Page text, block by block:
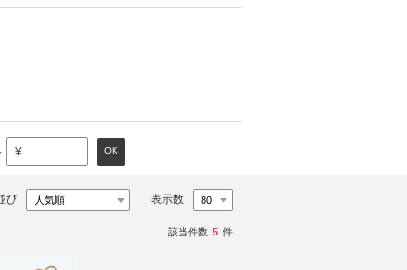
¥ OK
び 表示数
該当件数 5 件